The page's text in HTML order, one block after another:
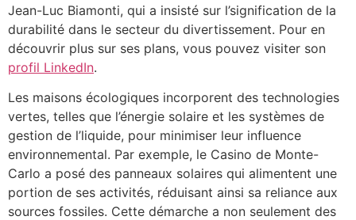
Jean-Luc Biamonti, qui a insisté sur l’signification de la
durabilité dans le secteur du divertissement. Pour en
découvrir plus sur ses plans, vous pouvez visiter son
profil LinkedIn.
Les maisons écologiques incorporent des technologies
vertes, telles que l’énergie solaire et les systèmes de
gestion de l’liquide, pour minimiser leur influence
environnemental. Par exemple, le Casino de Monte-
Carlo a posé des panneaux solaires qui alimentent une
portion de ses activités, réduisant ainsi sa reliance aux
sources fossiles. Cette démarche a non seulement des